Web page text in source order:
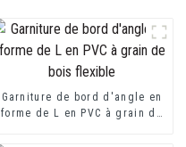
Garniture de bord d'angle en
forme de L en PVC à grain de